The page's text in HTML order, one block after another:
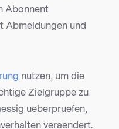
Abonnent
Abmeldungen und
nutzen, um die
Zielgruppe zu
ueberpruefen,
veraendert.